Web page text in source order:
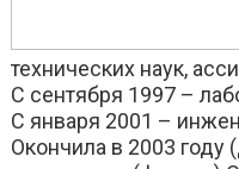
технических наук,
С сентября 1997 –
С января 2001 –
Окончила в 2003 году